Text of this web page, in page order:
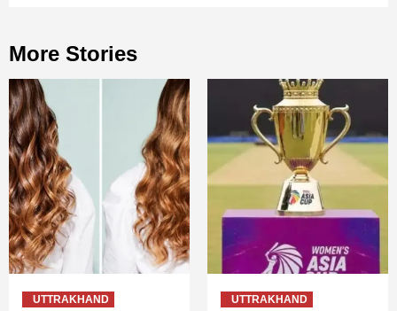
More Stories
UTTRAKHAND UTTRAKHAND